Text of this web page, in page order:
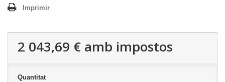
Imprimir
2 043,69 € amb impostos
Quantitat